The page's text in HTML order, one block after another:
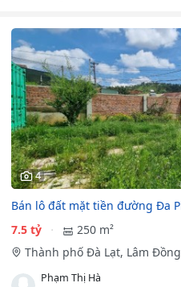
4
Bán lô đất mặt tiền đường Đa
7.5 tỷ
250 m²
Thành phố Đà Lạt, Lâm Đồng
Phạm Thị Hà